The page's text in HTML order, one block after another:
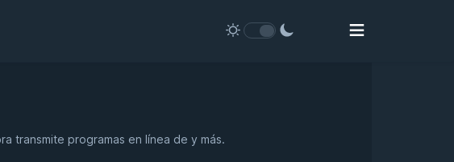
transmite programas en línea de y más.